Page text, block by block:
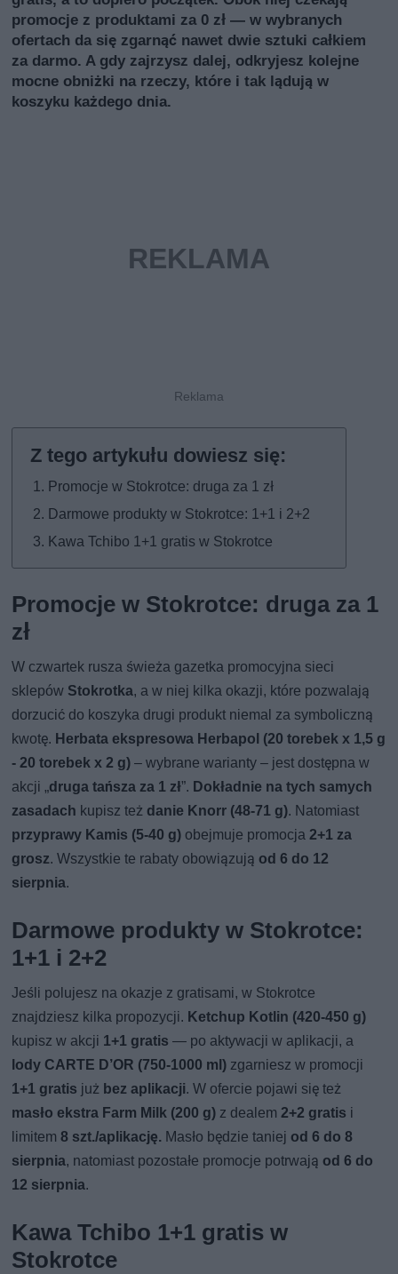
promocje z produktami za 0 zł — w wybranych
ofertach da się zgarnąć nawet dwie sztuki całkiem
za darmo. A gdy zajrzysz dalej, odkryjesz kolejne
mocne obniżki na rzeczy, które i tak lądują w
koszyku każdego dnia.
Promocje w Stokrotce: druga za 1 zł
Darmowe produkty w Stokrotce: 1+1 i 2+2
Kawa Tchibo 1+1 gratis w Stokrotce
Promocje w Stokrotce: druga za 1
zł
W czwartek rusza świeża gazetka promocyjna sieci
sklepów Stokrotka, a w niej kilka okazji, które pozwalają
dorzucić do koszyka drugi produkt niemal za symboliczną
kwotę. Herbata ekspresowa Herbapol (20 torebek x 1,5 g
- 20 torebek x 2 g) – wybrane warianty – jest dostępna w
akcji „druga tańsza za 1 zł”. Dokładnie na tych samych
zasadach kupisz też danie Knorr (48-71 g). Natomiast
przyprawy Kamis (5-40 g) obejmuje promocja2+1 za
grosz. Wszystkie te rabaty obowiązują od 6 do 12
sierpnia.
Darmowe produkty w Stokrotce:
1+1 i 2+2
Jeśli polujesz na okazje z gratisami, w Stokrotce
znajdziesz kilka propozycji. Ketchup Kotlin (420-450 g)
kupisz w akcji 1+1 gratis — po aktywacji w aplikacji, a
lody CARTE D’OR (750-1000 ml) zgarniesz w promocji
1+1 gratis już bez aplikacji. W ofercie pojawi się też
masło ekstra Farm Milk (200 g) z dealem2+2 gratis i
limitem8 szt./aplikację. Masło będzie taniej od 6 do 8
sierpnia, natomiast pozostałe promocje potrwają od 6 do
12 sierpnia.
Kawa Tchibo 1+1 gratis w
Stokrotce